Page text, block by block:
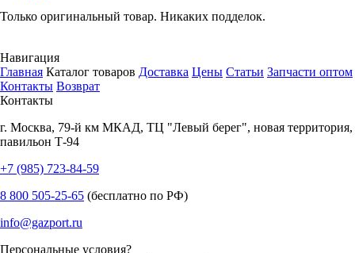
Только оригинальный товар. Никаких подделок.
Навигация
Главная Каталог товаров Доставка Цены Статьи Запчасти оптом
Контакты Возврат
Контакты
г. Москва, 79-й км МКАД, ТЦ "Левый берег", новая территория,
павильон Т-94
+7 (985) 723-84-59
8 800 505-25-65 (бесплатно по РФ)
info@gazport.ru
Персональные условия?